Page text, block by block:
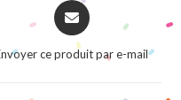
Opens
in
new
ce produit par e-mail